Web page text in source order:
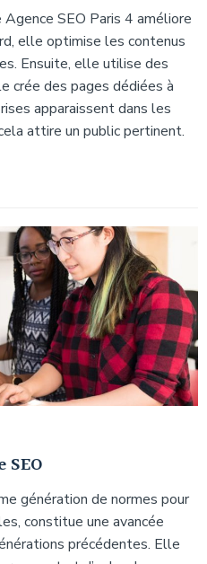
SEO Paris 4 améliore
elle optimise les contenus
Ensuite, elle utilise des
crée des pages dédiées à
apparaissent dans les
attire un public pertinent.
SEO
génération de normes pour
constitue une avancée
précédentes. Elle